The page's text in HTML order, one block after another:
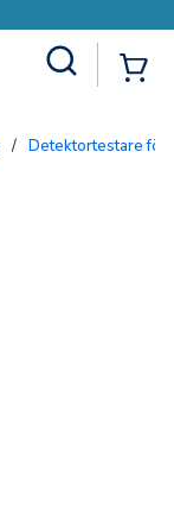
/ Detektortestare